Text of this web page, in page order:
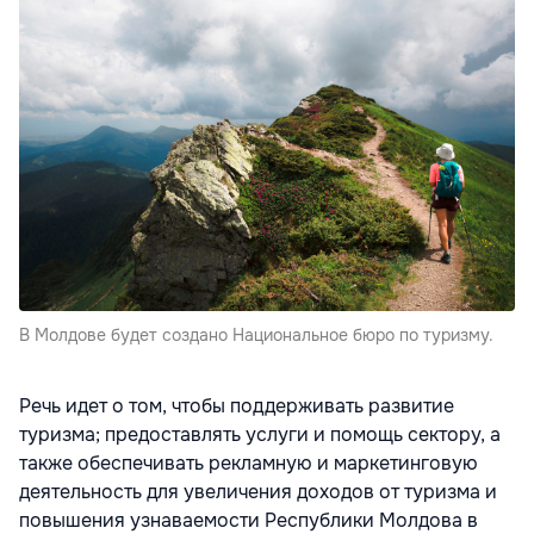
В Молдове будет создано Национальное бюро по туризму.
Речь идет о том, чтобы поддерживать развитие
туризма; предоставлять услуги и помощь сектору, а
также обеспечивать рекламную и маркетинговую
деятельность для увеличения доходов от туризма и
повышения узнаваемости Республики Молдова в